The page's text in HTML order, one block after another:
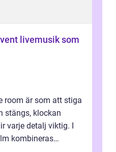
som
room är som att stiga
stängs, klockan
varje detalj viktig. I
kombineras